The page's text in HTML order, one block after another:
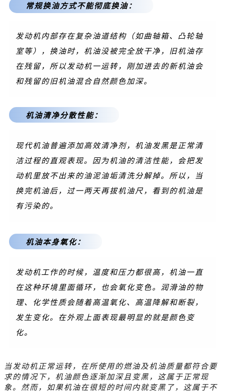
常规换油方式不能彻底换油：
发动机内部存在复杂油道结构（如曲轴箱、凸轮轴
室等），换油时，机油没被完全放干净，旧机油存
在残留，所以发动机一运转，刚加进去的新机油会
和残留的旧机油混合自然颜色加深。
机油清净分散性能：
现代机油普遍添加高效清净剂，机油发黑是正常清
洁过程的直观表现。 因为机油的清洁性能，会把发
动机里放不出来的油泥油垢清洗分解掉。 所以，当
换完机油后，过一两天再拔机油尺，看到的机油是
有污染的。
机油本身氧化：
发动机工作的时候，温度和压力都很高，机油一直
在这种环境里面循环，也会氧化变色。
润滑油的物
理、化学性质会随着高温氧化、高温降解和断裂，
发生变化。 在外观上面表现最明显的就是颜色变
化。
当发动机正常运转，在所使用的燃油及机油质量都符合要
求的情况下，机油颜色逐渐加深且变黑，这属于正常现
象。
然而，如果机油在很短的时间内就变黑了，这属于不